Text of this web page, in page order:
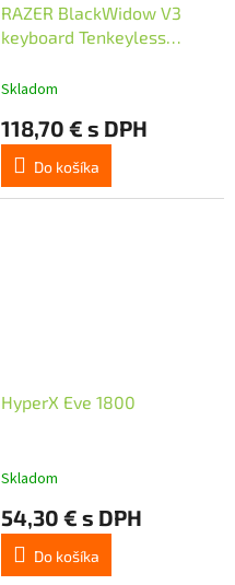
RAZER BlackWidow V3
keyboard Tenkeyless
Skladom
118,70 € s DPH
Do košíka
HyperX Eve 1800
Skladom
54,30 € s DPH
Do košíka